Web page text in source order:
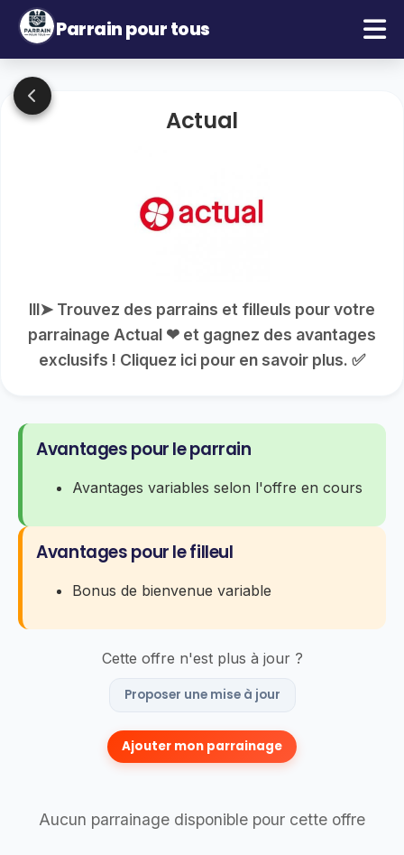
Parrain pour tous
Actual
lll➤ Trouvez des parrains et filleuls pour votre
parrainage Actual ❤ et gagnez des avantages
exclusifs ! Cliquez ici pour en savoir plus. ✅
Avantages pour le parrain
Avantages variables selon l'offre en cours
Avantages pour le filleul
Bonus de bienvenue variable
Cette offre n'est plus à jour ?
Proposer une mise à jour
Ajouter mon parrainage
Aucun parrainage disponible pour cette offre